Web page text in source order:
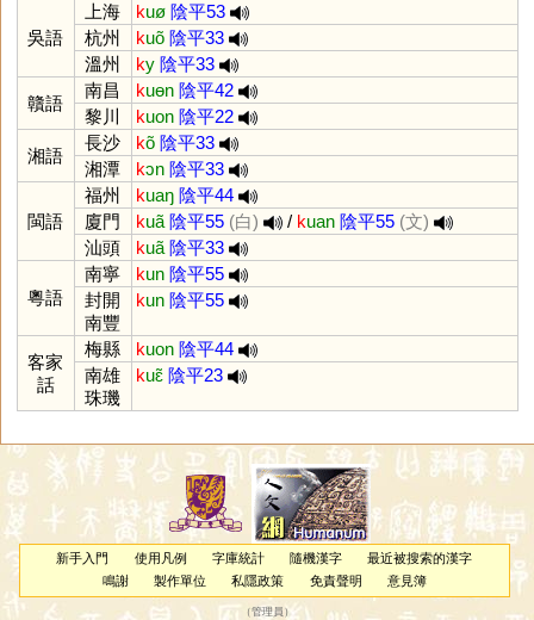
吳語
上海 kuø 陰平53
杭州
kuõ 陰平33
溫州
ky 陰平33
贛語
南昌 kuɵn 陰平42
黎川
kuon 陰平22
湘語
長沙 kõ 陰平33
湘潭
kɔn 陰平33
閩語
福州 kuaŋ 陰平44
廈門
kuã 陰平55 (白) / kuan 陰平55 (文)
汕頭
kuã 陰平33
粵語
南寧 kun 陰平55
封開
南豐
kun 陰平55
客家
話
梅縣 kuon 陰平44
南雄
珠璣
kuɛ̃ 陰平23
新手入門 使用凡例 字庫統計 隨機漢字
最近被搜索的漢字
鳴謝
製作單位 私隱政策 免責聲明 意見簿
（管理員 ）